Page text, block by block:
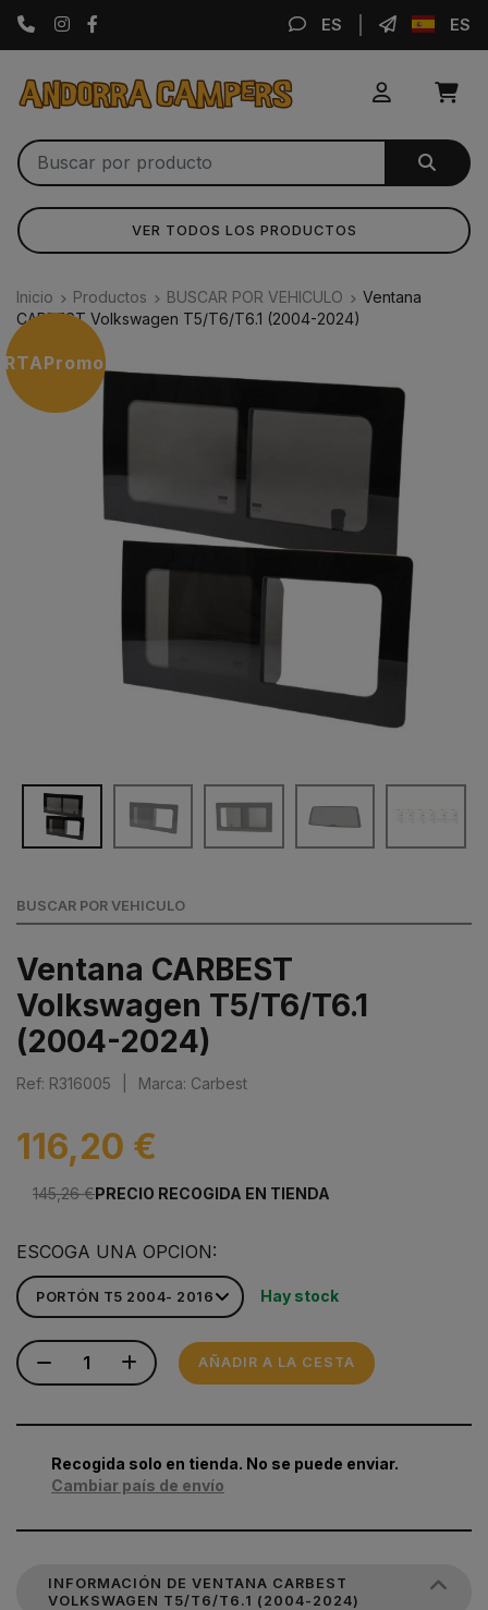
Instagram ES ES
VER TODOS LOS PRODUCTOS
Inicio Productos BUSCAR POR VEHICULO
Ventana
CARBEST Volkswagen T5/T6/T6.1 (2004-2024)
Promoción
BUSCAR POR VEHICULO
Ventana CARBEST
Volkswagen T5/T6/T6.1
(2004-2024)
Ref: R316005 Marca: Carbest
116,20 €
145,26 €PRECIO RECOGIDA EN TIENDA
ESCOGA UNA OPCION:
Hay stock
AÑADIR A LA CESTA
Recogida solo en tienda. No se puede enviar.
Cambiar país de envío
INFORMACIÓN DE VENTANA CARBEST
VOLKSWAGEN T5/T6/T6.1 (2004-2024)